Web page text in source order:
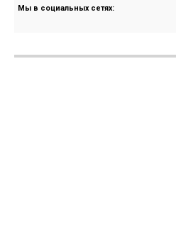
Мы в социальных сетях: